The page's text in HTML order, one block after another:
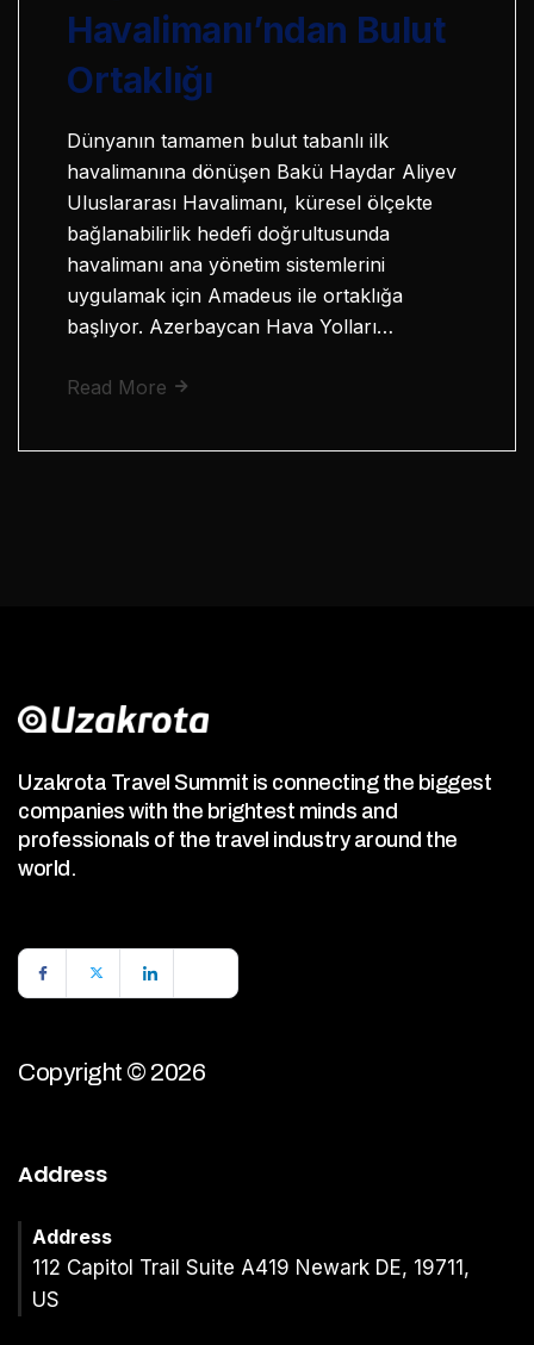
Havalimanı’ndan Bulut
Ortaklığı
Dünyanın tamamen bulut tabanlı ilk
havalimanına dönüşen Bakü Haydar Aliyev
Uluslararası Havalimanı, küresel ölçekte
bağlanabilirlik hedefi doğrultusunda
havalimanı ana yönetim sistemlerini
uygulamak için Amadeus ile ortaklığa
başlıyor. Azerbaycan Hava Yolları…
Read More
Uzakrota Travel Summit is connecting the biggest
companies with the brightest minds and
professionals of the travel industry around the
world.
Copyright © 2026
Address
Address
112 Capitol Trail Suite A419 Newark DE, 19711,
US